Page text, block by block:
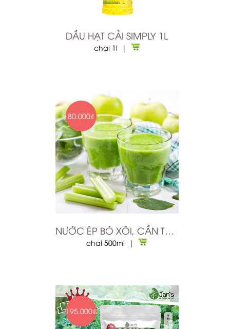
DẦU HẠT CẢI SIMPLY 1L
chai 1l |
80.000₫
NƯỚC ÉP BÓ XÔI, CẦN TÂY, DƯA LEO, TÁO 500ML
chai 500ml |
195.000₫